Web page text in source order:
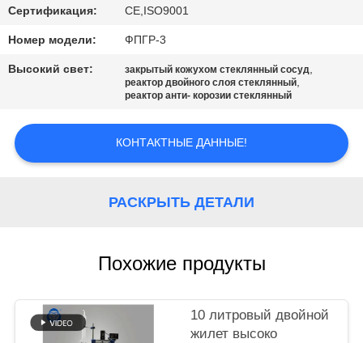
СПРОСИТЕ
ЦИТАТУ
ПОЛИТИКА
КОНФИДЕНЦИАЛЬНОСТИ
Сертификация: CE,ISO9001
Номер модели: ФПГР-3
Высокий свет: закрытый кожухом стеклянный сосуд,
реактор двойного слоя стеклянный,
реактор анти- корозии стеклянный
КОНТАКТНЫЕ ДАННЫЕ!
РАСКРЫТЬ ДЕТАЛИ
Похожие продукты
10 литровый двойной
жилет высоко